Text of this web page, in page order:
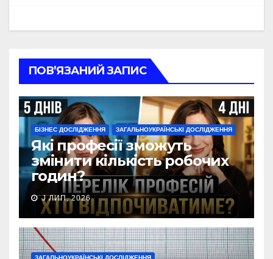
ПОВ’ЯЗАНИЙ ЗАПИС
БІЗНЕС ДОСЛІДЖЕННЯ ЗАГАЛЬНОУКРАЇНСЬКІ ДОСЛІДЖЕННЯ
Які професії зможуть
змінити кількість робочих
годин?
J ЛИП, 2026
ЗАГАЛЬНОУКРАЇНСЬКІ ДОСЛІДЖЕННЯ